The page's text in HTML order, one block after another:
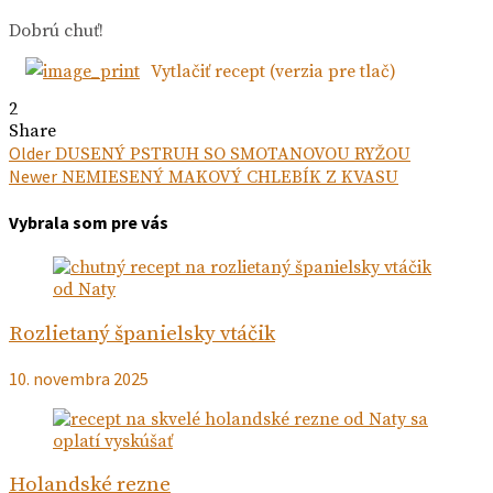
Dobrú chuť!
Vytlačiť recept (verzia pre tlač)
2
Share
Navigácia
v
článku
Older Next
post:
DUSENÝ PSTRUH SO SMOTANOVOU RYŽOU
Newer Previous
NEMIESENÝ MAKOVÝ CHLEBÍK Z KVASU
Vybrala som pre vás
Rozlietaný španielsky vtáčik
10. novembra 2025
Holandské rezne